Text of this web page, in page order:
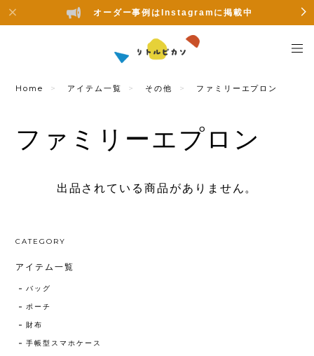
オーダー事例はInstagramに掲載中
Home アイテム一覧 その他 ファミリーエプロン
ファミリーエプロン
出品されている商品がありません。
CATEGORY
アイテム一覧
バッグ
ポーチ
財布
手帳型スマホケース